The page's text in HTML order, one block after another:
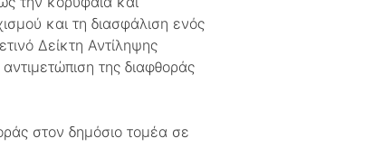
και τη διασφάλιση ενός
Δείκτη Αντίληψης
της διαφθοράς
στον δημόσιο τομέα σε